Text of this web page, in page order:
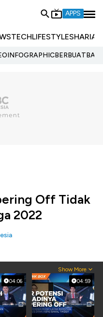
APPS
TECHLIFESTYLESHARIA
INFOGRAPHIC
Off Tidak
2022
Show More
04:06 04:59